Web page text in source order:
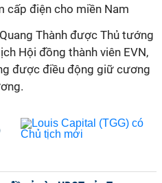
cấp điện cho miền Nam
Thành được Thủ tướng
Hội đồng thành viên EVN,
được điều động giữ cương